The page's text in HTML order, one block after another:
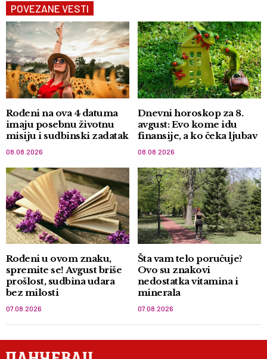
POVEZANE VESTI
Rođeni na ova 4 datuma
imaju posebnu životnu
misiju i sudbinski zadatak
08.08.2026
Dnevni horoskop za 8.
avgust: Evo kome idu
finansije, a ko čeka ljubav
08.08.2026
Rođeni u ovom znaku,
spremite se! Avgust briše
prošlost, sudbina udara
bez milosti
07.08.2026
Šta vam telo poručuje?
Ovo su znakovi
nedostatka vitamina i
minerala
07.08.2026